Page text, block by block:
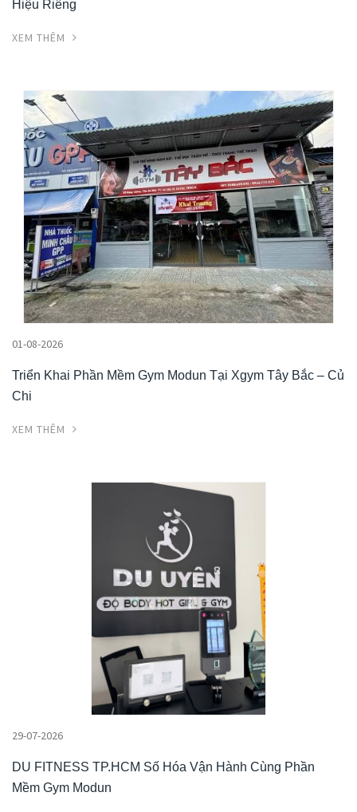
Hiệu Riêng
XEM THÊM
01-08-2026
Triển Khai Phần Mềm Gym Modun Tại Xgym Tây Bắc – Củ
Chi
XEM THÊM
29-07-2026
DU FITNESS TP.HCM Số Hóa Vận Hành Cùng Phần
Mềm Gym Modun